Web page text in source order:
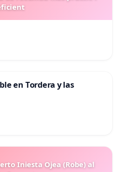
en Tordera y las
Iniesta Ojea (Robe) al